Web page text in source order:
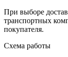
При выборе
транспортных
покупателя.
Схема работы